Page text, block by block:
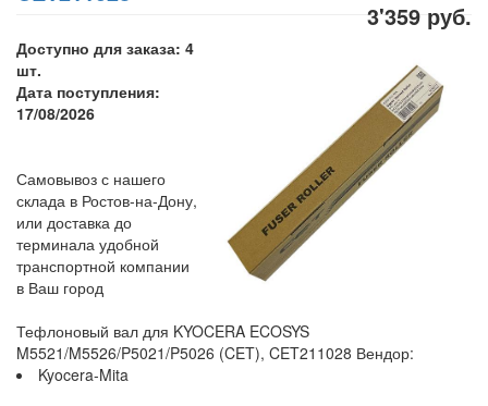
3'359 руб.
Доступно для заказа: 4
шт.
Дата поступления:
17/08/2026
Самовывоз с нашего
склада в Ростов-на-Дону,
или доставка до
терминала удобной
транспортной компании
в Ваш город
Тефлоновый вал для KYOCERA ECOSYS
M5521/M5526/P5021/P5026 (CET), CET211028 Вендор:
Kyocera-Mita